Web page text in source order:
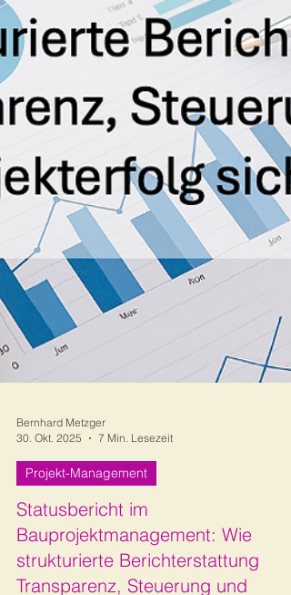
Bernhard Metzger
30. Okt. 2025
7 Min. Lesezeit